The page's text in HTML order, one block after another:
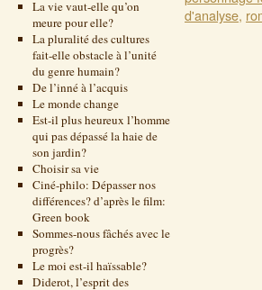
La vie vaut-elle qu’on
meure pour elle?
La pluralité des cultures
fait-elle obstacle à l’unité
du genre humain?
De l’inné à l’acquis
Le monde change
Est-il plus heureux l’homme
qui pas dépassé la haie de
son jardin?
Choisir sa vie
Ciné-philo: Dépasser nos
différences? d’après le film:
Green book
Sommes-nous fâchés avec le
progrès?
Le moi est-il haïssable?
Diderot, l’esprit des
d'analyse,